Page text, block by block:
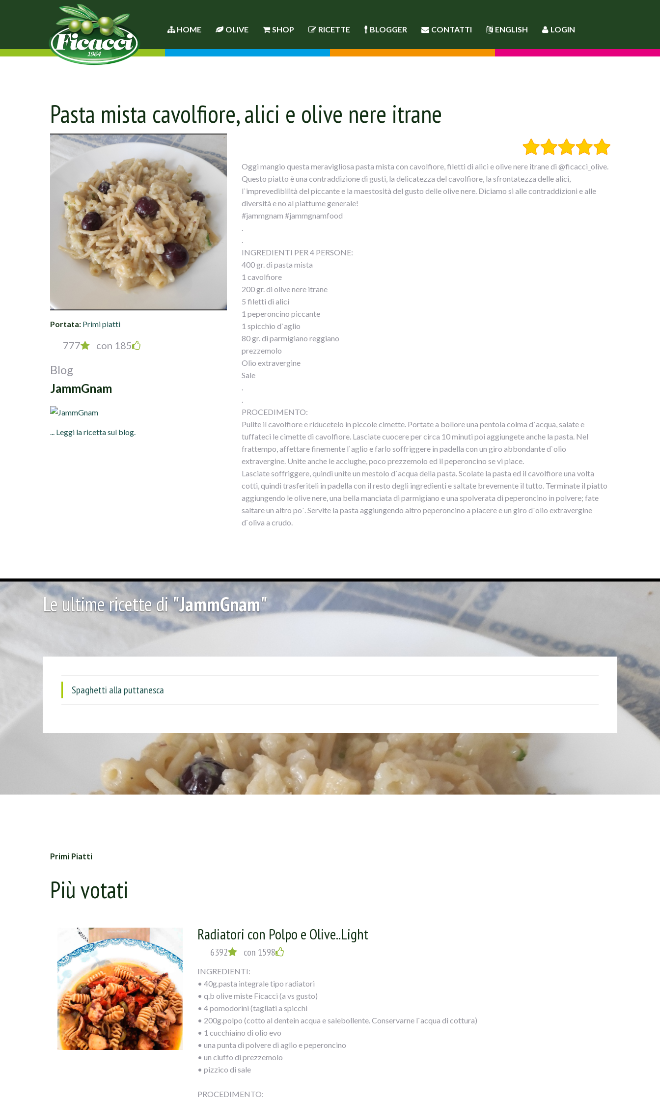
HOME OLIVE SHOP RICETTE BLOGGER CONTATTI ENGLISH LOGIN
Pasta mista cavolfiore, alici e olive nere itrane
Portata: Primi piatti
777 con 185
Blog
JammGnam
... Leggi la ricetta sul blog.
Oggi mangio questa meravigliosa pasta mista con cavolfiore, filetti di alici e olive nere itrane di @ficacci_olive.
Questo piatto è una contraddizione di gusti, la delicatezza del cavolfiore, la sfrontatezza delle alici,
l`imprevedibilità del piccante e la maestosità del gusto delle olive nere. Diciamo si alle contraddizioni e alle
diversità e no al piattume generale!
#jammgnam #jammgnamfood
.
.
INGREDIENTI PER 4 PERSONE:
400 gr. di pasta mista
1 cavolfiore
200 gr. di olive nere itrane
5 filetti di alici
1 peperoncino piccante
1 spicchio d`aglio
80 gr. di parmigiano reggiano
prezzemolo
Olio extravergine
Sale
.
.
PROCEDIMENTO:
Pulite il cavolfiore e riducetelo in piccole cimette. Portate a bollore una pentola colma d`acqua, salate e
tuffateci le cimette di cavolfiore. Lasciate cuocere per circa 10 minuti poi aggiungete anche la pasta. Nel
frattempo, affettare finemente l`aglio e farlo soffriggere in padella con un giro abbondante d`olio
extravergine. Unite anche le acciughe, poco prezzemolo ed il peperoncino se vi piace.
Lasciate soffriggere, quindi unite un mestolo d`acqua della pasta. Scolate la pasta ed il cavolfiore una volta
cotti, quindi trasferiteli in padella con il resto degli ingredienti e saltate brevemente il tutto. Terminate il piatto
aggiungendo le olive nere, una bella manciata di parmigiano e una spolverata di peperoncino in polvere; fate
saltare un altro po`. Servite la pasta aggiungendo altro peperoncino a piacere e un giro d`olio extravergine
d`oliva a crudo.
Le ultime ricette di"JammGnam"
Spaghetti alla puttanesca
Primi Piatti
Più votati
Radiatori con Polpo e Olive..Light
6392 con 1598
INGREDIENTI:
• 40g.pasta integrale tipo radiatori
• q.b olive miste Ficacci (a vs gusto)
• 4 pomodorini (tagliati a spicchi
• 200g.polpo (cotto al dentein acqua e salebollente. Conservarne l`acqua di cottura)
• 1 cucchiaino di olio evo
• una punta di polvere di aglio e peperoncino
• un ciuffo di prezzemolo
• pizzico di sale
PROCEDIMENTO: